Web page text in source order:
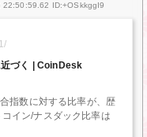
22:50:59.62 ID:+OSkkggI9
近づく | CoinDesk
指数に対する比率が、歴
イン/ナスダック比率は